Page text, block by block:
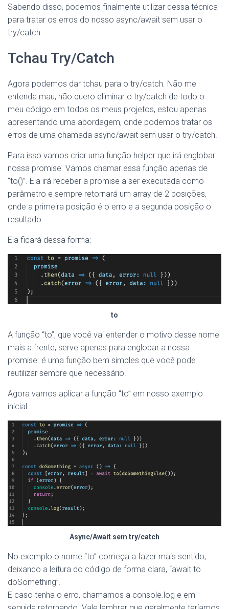
Sabendo disso, podemos finalmente utilizar dessa técnica
para tratar os erros do nosso async/await sem usar o
try/catch.
Tchau Try/Catch
Agora podemos dar tchau para o try/catch. Não me
entenda mau, não quero eliminar o try/catch de todo o
meu código em todos os meus projetos, estou apenas
apresentando uma abordagem, onde podemos tratar os
erros de uma chamada async/await sem usar o try/catch.
Para isso vamos criar uma função helper que irá englobar
nossa promise. Vamos chamar essa função apenas de
“to()”. Ela irá receber a promise a ser executada como
parâmetro e sempre retornará um array de 2 posições,
onde a primeira posição é o erro e a segunda posição o
resultado.
Ela ficará dessa forma:
to
A função “to”, que você vai entender o motivo desse nome
mais a frente, serve apenas para englobar a nossa
promise. é uma função bem simples que você pode
reutilizar sempre que necessário.
Agora vamos aplicar a função “to” em nosso exemplo
inicial.
Async/Await sem try/catch
No exemplo o nome “to” começa a fazer mais sentido,
deixando a leitura do código de forma clara, “await to
doSomething”.
E caso tenha o erro, chamamos a console.log e em